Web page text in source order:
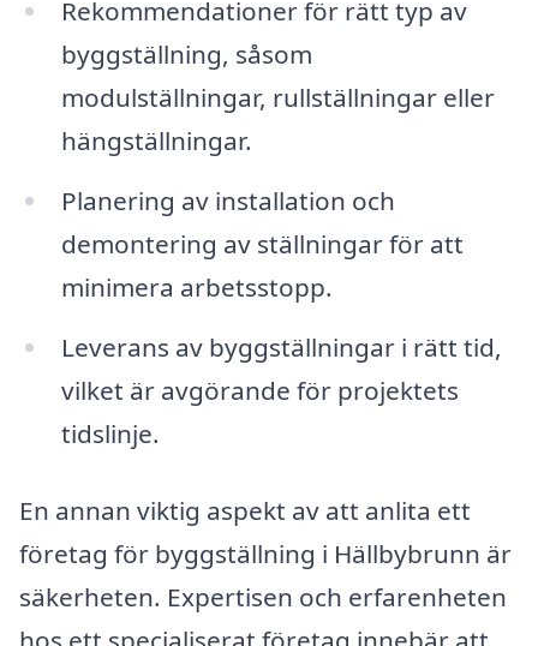
Rekommendationer för rätt typ av
byggställning, såsom
modulställningar, rullställningar eller
hängställningar.
Planering av installation och
demontering av ställningar för att
minimera arbetsstopp.
Leverans av byggställningar i rätt tid,
vilket är avgörande för projektets
tidslinje.
En annan viktig aspekt av att anlita ett
företag för byggställning i Hällbybrunn är
säkerheten. Expertisen och erfarenheten